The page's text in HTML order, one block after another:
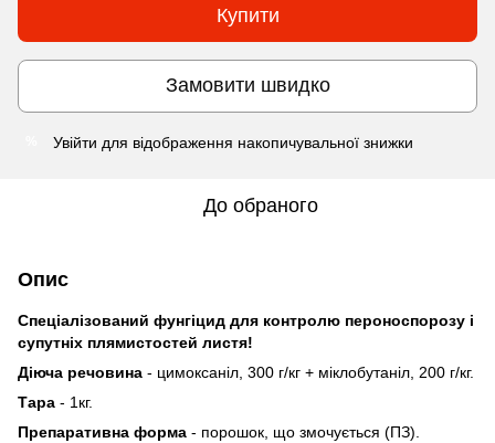
Купити
Замовити швидко
Увійти для відображення накопичувальної знижки
До обраного
Опис
Спеціалізований фунгіцид для контролю пероноспорозу і
супутніх плямистостей листя!
Діюча речовина - цимоксаніл, 300 г/кг + міклобутаніл, 200 г/кг.
Тара - 1кг.
Препаративна форма - порошок, що змочується (ПЗ).